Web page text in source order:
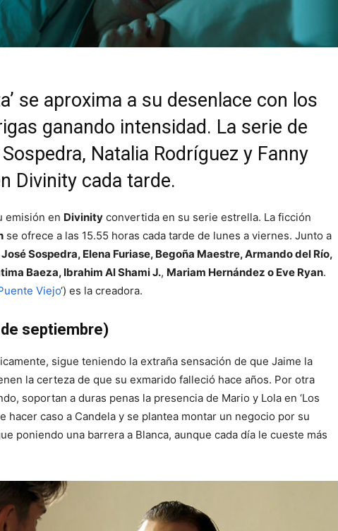
se aproxima a su desenlace con los
ganando intensidad. La serie de
Natalia Rodríguez y Fanny
Divinity cada tarde.
emisión en Divinity convertida en su serie estrella. La ficción
se ofrece a las 15.55 horas cada tarde de lunes a viernes. Junto a
Sospedra, Elena Furiase, Begoña Maestre, Armando del Río,
Baeza, Ibrahim Al Shami J., Mariam Hernández o Eve Ryan.
Viejo‘) es la creadora.
septiembre)
sigue teniendo la extraña sensación de que Jaime la
la certeza de que su exmarido falleció hace años. Por otra
soportan a duras penas la presencia de Mario y Lola en ‘Los
hacer caso a Candela y se plantea montar un negocio por su
poniendo una barrera a Blanca, aunque cada día le cueste más